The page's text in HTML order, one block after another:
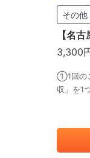
その他
【名
3,300
①1回の
収」を1